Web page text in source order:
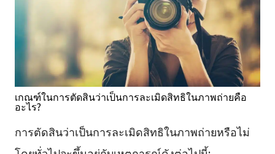
เกณฑ์ในการตัดสินว่าเป็นการละเมิดสิทธิในภาพถ่ายคือ
อะไร?
การตัดสินว่าเป็นการละเมิดสิทธิในภาพถ่ายหรือไม่